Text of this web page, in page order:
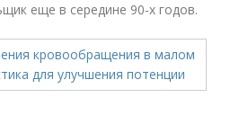
еще в середине 90-х годов.